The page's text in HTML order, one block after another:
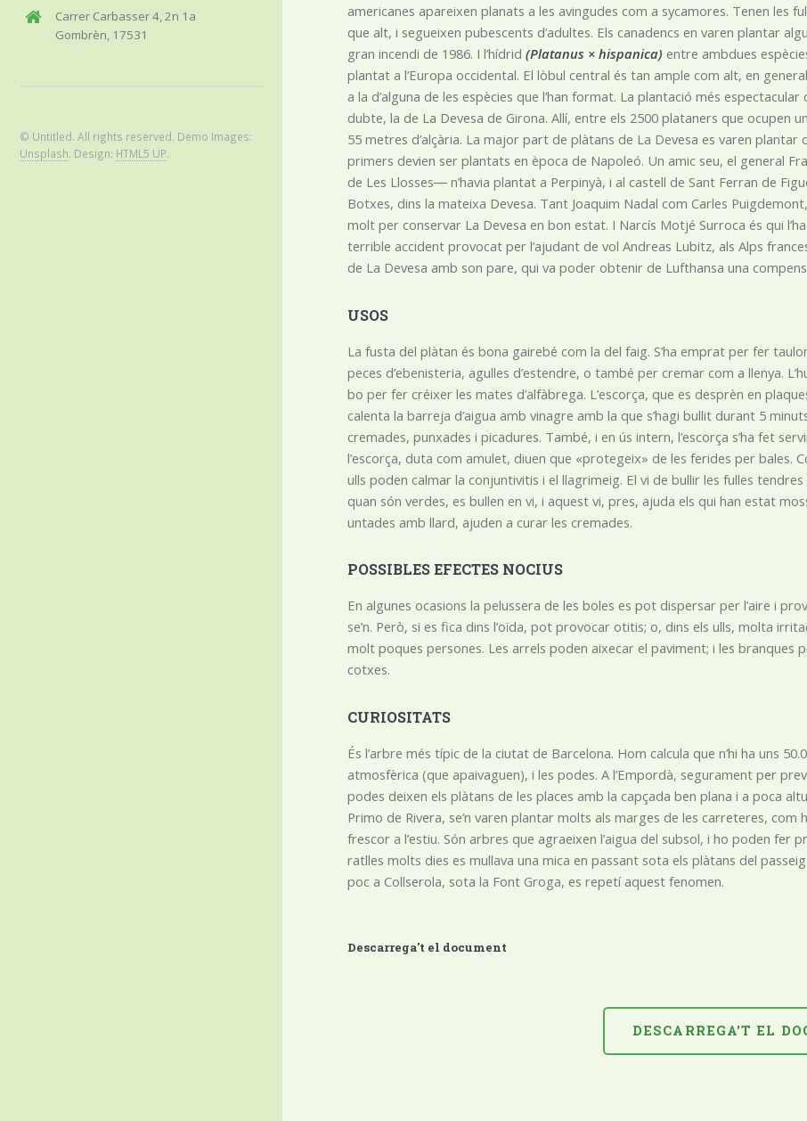
americanes apareixen planats a les avingudes com a sycamores. Tenen les
que alt, i segueixen pubescents d’adultes. Els canadencs en varen plantar
gran incendi de 1986. I l’hídrid(Platanus × hispanica) entre ambdues
plantat a l’Europa occidental. El lòbul central és tan ample com alt, en
a la d’alguna de les espècies que l’han format. La plantació més
dubte, la de La Devesa de Girona. Allí, entre els 2500 plataners que ocupen
55 metres d’alçària. La major part de plàtans de La Devesa es varen
primers devien ser plantats en època de Napoleó. Un amic seu, el general
de Les Llosses― n’havia plantat a Perpinyà, i al castell de Sant Ferran de
Botxes, dins la mateixa Devesa. Tant Joaquim Nadal com Carles
molt per conservar La Devesa en bon estat. I Narcís Motjé Surroca és qui
terrible accident provocat per l’ajudant de vol Andreas Lubitz, als Alps
de La Devesa amb son pare, qui va poder obtenir de Lufthansa una
USOS
La fusta del plàtan és bona gairebé com la del faig. S’ha emprat per fer
peces d’ebenisteria, agulles d’estendre, o també per cremar com a llenya.
bo per fer créixer les mates d’alfàbrega. L’escorça, que es desprèn en
calenta la barreja d’aigua amb vinagre amb la que s’hagi bullit durant 5
cremades, punxades i picadures. També, i en ús intern, l’escorça s’ha fet
l’escorça, duta com amulet, diuen que «protegeix» de les ferides per bales.
ulls poden calmar la conjuntivitis i el llagrimeig. El vi de bullir les fulles
quan són verdes, es bullen en vi, i aquest vi, pres, ajuda els qui han estat
untades amb llard, ajuden a curar les cremades.
POSSIBLES EFECTES NOCIUS
En algunes ocasions la pelussera de les boles es pot dispersar per l’aire i
se’n. Però, si es fica dins l’oïda, pot provocar otitis; o, dins els ulls, molta
molt poques persones. Les arrels poden aixecar el paviment; i les branques
cotxes.
CURIOSITATS
És l’arbre més típic de la ciutat de Barcelona. Hom calcula que n’hi ha uns
atmosfèrica (que apaivaguen), i les podes. A l’Empordà, segurament per
podes deixen els plàtans de les places amb la capçada ben plana i a poca
Primo de Rivera, se’n varen plantar molts als marges de les carreteres,
frescor a l’estiu. Són arbres que agraeixen l’aigua del subsol, i ho poden fer
ratlles molts dies es mullava una mica en passant sota els plàtans del
poc a Collserola, sota la Font Groga, es repetí aquest fenomen.
Descarrega't el document
DESCARREGA'T EL
Carrer Carbasser 4, 2n 1a
Gombrèn, 17531
© Untitled. All rights reserved. Demo Images:
Unsplash. Design: HTML5 UP.